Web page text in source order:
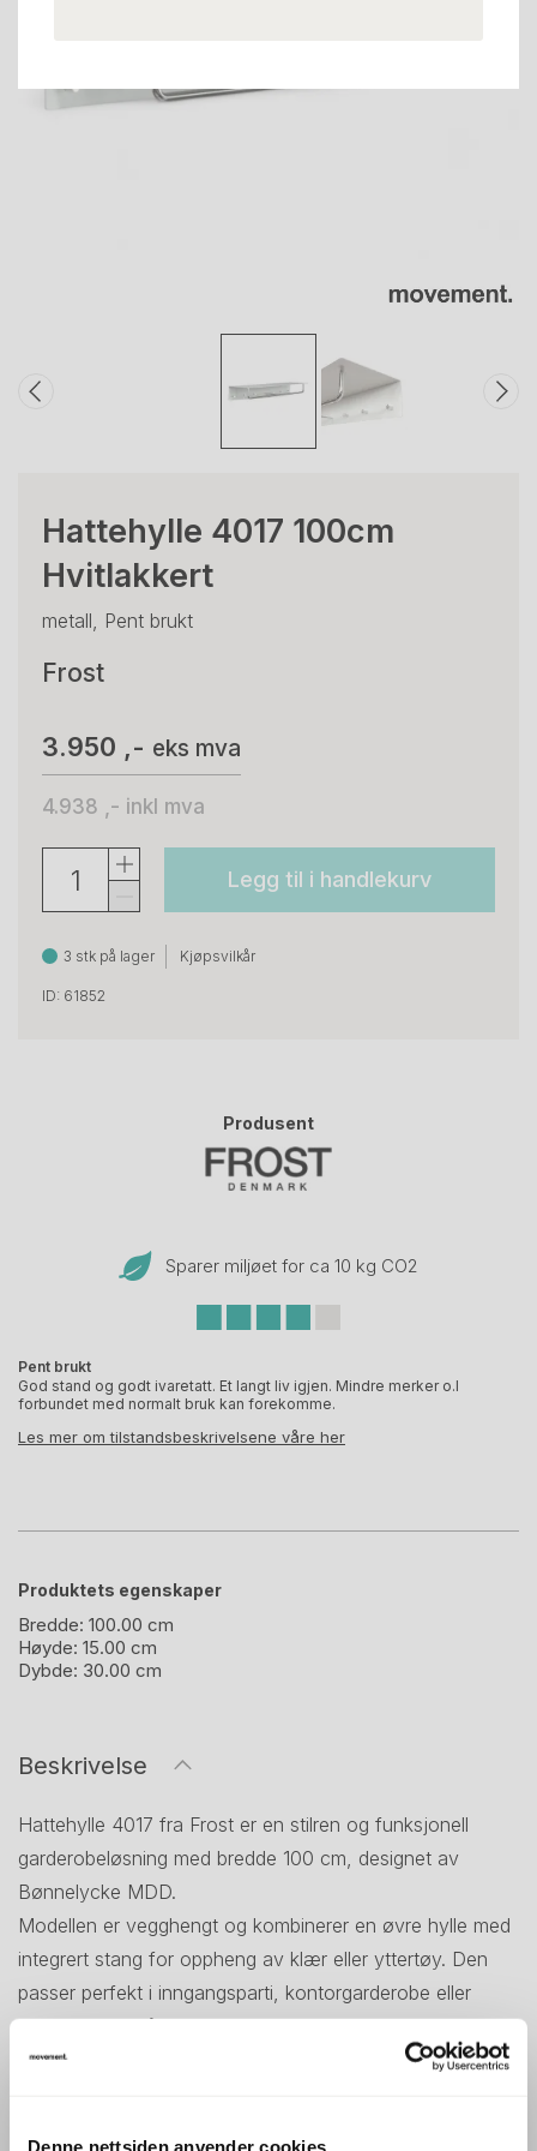
Denne nettsiden anvender cookies
Hattehylle 4017 100cm
Hvitlakkert
metall, Pent brukt
Frost
3.950 ,- eks mva
4.938 ,- inkl mva
Legg til i handlekurv
3 stk på lager Kjøpsvilkår
ID: 61852
Produsent
Sparer miljøet for ca 10 kg CO2
Pent brukt
God stand og godt ivaretatt. Et langt liv igjen. Mindre merker o.l
forbundet med normalt bruk kan forekomme.
Les mer om tilstandsbeskrivelsene våre her
Produktets egenskaper
Bredde: 100.00 cm
Høyde: 15.00 cm
Dybde: 30.00 cm
Beskrivelse
Hattehylle 4017 fra Frost er en stilren og funksjonell
garderobeløsning med bredde 100 cm, designet av
Bønnelycke MDD.
Modellen er vegghengt og kombinerer en øvre hylle med
integrert stang for oppheng av klær eller yttertøy. Den
passer perfekt i inngangsparti, kontorgarderobe eller
resepsjonsområde der man ønsker et ryddig og moderne
uttrykk.
Frosts fokus på funksjon og presisjon.